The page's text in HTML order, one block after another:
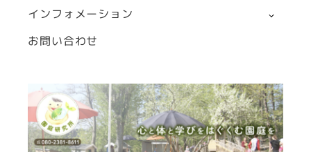
インフォメーション
お問い合わせ